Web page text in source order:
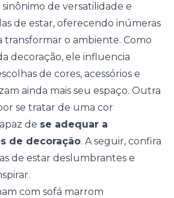
sinônimo de versatilidade e
de estar, oferecendo inúmeras
transformar o ambiente. Como
decoração, ele influencia
de cores, acessórios e
ainda mais seu espaço. Outra
se tratar de uma cor
de se adequar a
de decoração. A seguir, confira
de estar deslumbrantes e
com sofá marrom